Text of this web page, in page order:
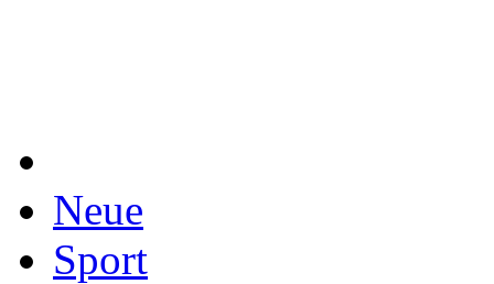
Neue
Sport